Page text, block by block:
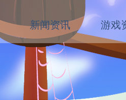
新闻资讯 游戏